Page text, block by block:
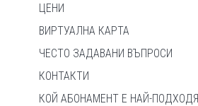
ЦЕНИ
ВИРТУАЛНА КАРТА
ЧЕСТО ЗАДАВАНИ ВЪПРОСИ
КОНТАКТИ
КОЙ АБОНАМЕНТ Е НАЙ-